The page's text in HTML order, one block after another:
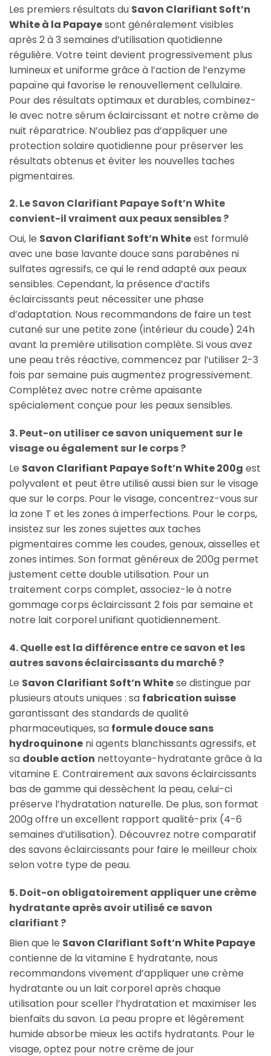
Les premiers résultats du Savon Clarifiant Soft’n
White à la Papayesont généralement visibles
après 2 à 3 semaines d’utilisation quotidienne
régulière. Votre teint devient progressivement plus
lumineux et uniforme grâce à l’action de l’enzyme
papaïne qui favorise le renouvellement cellulaire.
Pour des résultats optimaux et durables, combinez-
le avec notre sérum éclaircissant et notre crème de
nuit réparatrice. N’oubliez pas d’appliquer une
protection solaire quotidienne pour préserver les
résultats obtenus et éviter les nouvelles taches
pigmentaires.
2. Le Savon Clarifiant Papaye Soft’n White
convient-il vraiment aux peaux sensibles ?
Oui, le Savon Clarifiant Soft’n Whiteest formulé
avec une base lavante douce sans parabènes ni
sulfates agressifs, ce qui le rend adapté aux peaux
sensibles. Cependant, la présence d’actifs
éclaircissants peut nécessiter une phase
d’adaptation. Nous recommandons de faire un test
cutané sur une petite zone (intérieur du coude) 24h
avant la première utilisation complète. Si vous avez
une peau très réactive, commencez par l’utiliser 2-3
fois par semaine puis augmentez progressivement.
Complétez avec notre crème apaisante
spécialement conçue pour les peaux sensibles.
3. Peut-on utiliser ce savon uniquement sur le
visage ou également sur le corps ?
Le Savon Clarifiant Papaye Soft’n White 200g est
polyvalent et peut être utilisé aussi bien sur le visage
que sur le corps. Pour le visage, concentrez-vous sur
la zone T et les zones à imperfections. Pour le corps,
insistez sur les zones sujettes aux taches
pigmentaires comme les coudes, genoux, aisselles et
zones intimes. Son format généreux de 200g permet
justement cette double utilisation. Pour un
traitement corps complet, associez-le à notre
gommage corps éclaircissant 2 fois par semaine et
notre lait corporel unifiant quotidiennement.
4. Quelle est la différence entre ce savon et les
autres savons éclaircissants du marché ?
Le Savon Clarifiant Soft’n Whitese distingue par
plusieurs atouts uniques : sa fabrication suisse
garantissant des standards de qualité
pharmaceutiques, sa formule douce sans
hydroquinone ni agents blanchissants agressifs, et
sa double action nettoyante-hydratante grâce à la
vitamine E. Contrairement aux savons éclaircissants
bas de gamme qui dessèchent la peau, celui-ci
préserve l’hydratation naturelle. De plus, son format
200g offre un excellent rapport qualité-prix (4-6
semaines d’utilisation). Découvrez notre comparatif
des savons éclaircissants pour faire le meilleur choix
selon votre type de peau.
5. Doit-on obligatoirement appliquer une crème
hydratante après avoir utilisé ce savon
clarifiant ?
Bien que le Savon Clarifiant Soft’n White Papaye
contienne de la vitamine E hydratante, nous
recommandons vivement d’appliquer une crème
hydratante ou un lait corporel après chaque
utilisation pour sceller l’hydratation et maximiser les
bienfaits du savon. La peau propre et légèrement
humide absorbe mieux les actifs hydratants. Pour le
visage, optez pour notre crème de jour